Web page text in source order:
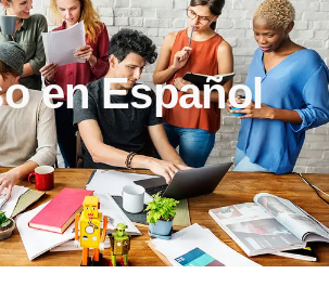
en Español